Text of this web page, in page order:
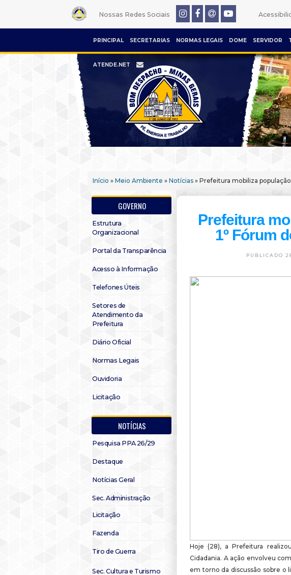
Nossas Redes Sociais
PRINCIPAL SECRETARIAS NORMAS LEGAIS DOME SERVIDOR
ATENDE.NET
Início » Meio Ambiente » Notícias » Prefeitura mobiliza
GOVERNO
Estrutura
Organizacional
Portal da Transparência
Acesso à Informação
Telefones Úteis
Setores de
Atendimento da
Prefeitura
Diário Oficial
Normas Legais
Ouvidoria
Licitação
NOTÍCIAS
Pesquisa PPA 26/29
Destaque
Notícias Geral
Sec. Administração
Licitação
Fazenda
Tiro de Guerra
Sec. Cultura e Turismo
Prefeitura
1º Fórum
PUBLICADO
Hoje (28), a Prefeitura
Cidadania. A ação envolveu
em torno da discussão sobre o